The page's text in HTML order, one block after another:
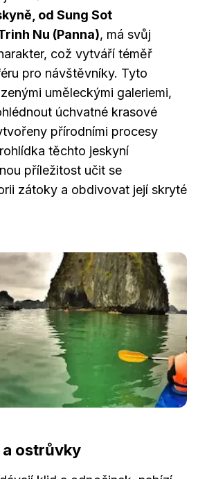
od Sung Sot
Nu (Panna), má svůj
což vytváří téměř
pro návštěvníky. Tyto
uměleckými galeriemi,
úchvatné krasové
přírodními procesy
těchto jeskyní
příležitost učit se
zátoky a obdivovat její skryté
a ostrůvky